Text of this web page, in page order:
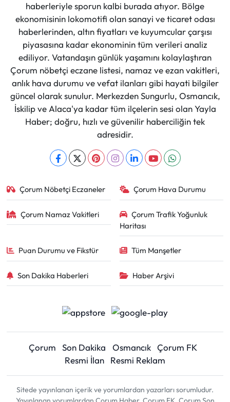
haberleriyle sporun kalbi burada atıyor. Bölge
ekonomisinin lokomotifi olan sanayi ve ticaret odası
haberlerinden, altın fiyatları ve kuyumcular çarşısı
piyasasına kadar ekonominin tüm verileri analiz
ediliyor. Vatandaşın günlük yaşamını kolaylaştıran
Çorum nöbetçi eczane listesi, namaz ve ezan vakitleri,
anlık hava durumu ve vefat ilanları gibi hayati bilgiler
güncel olarak sunulur. Merkezden Sungurlu, Osmancık,
İskilip ve Alaca'ya kadar tüm ilçelerin sesi olan Yayla
Haber; doğru, hızlı ve güvenilir haberciliğin tek
adresidir.
Çorum Nöbetçi Eczaneler Çorum Hava Durumu
Çorum Namaz Vakitleri
Çorum Trafik Yoğunluk
Haritası
Puan Durumu ve Fikstür Tüm Manşetler
Son Dakika Haberleri Haber Arşivi
Çorum Son Dakika Osmancık Çorum FK
Resmi İlan
Resmi Reklam
Sitede yayınlanan içerik ve yorumlardan yazarları sorumludur.